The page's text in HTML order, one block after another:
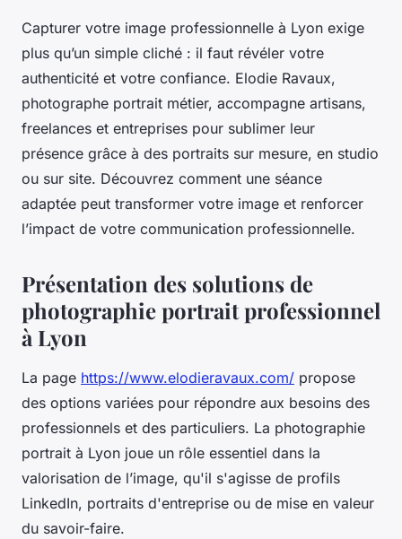
Capturer votre image professionnelle à Lyon exige
plus qu’un simple cliché : il faut révéler votre
authenticité et votre confiance. Elodie Ravaux,
photographe portrait métier, accompagne artisans,
freelances et entreprises pour sublimer leur
présence grâce à des portraits sur mesure, en studio
ou sur site. Découvrez comment une séance
adaptée peut transformer votre image et renforcer
l’impact de votre communication professionnelle.
Présentation des solutions de
photographie portrait professionnel
à Lyon
La page https://www.elodieravaux.com/ propose
des options variées pour répondre aux besoins des
professionnels et des particuliers. La photographie
portrait à Lyon joue un rôle essentiel dans la
valorisation de l’image, qu'il s'agisse de profils
LinkedIn, portraits d'entreprise ou de mise en valeur
du savoir-faire.